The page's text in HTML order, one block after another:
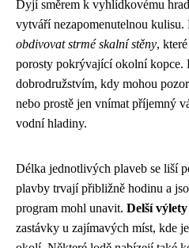
Dyjí směrem k vyhlídkovému
vytváří nezapomenutelnou
obdivovat strmé skalní stěny,
porosty pokrývající okolní kopce.
dobrodružstvím, kdy mohou
nebo prostě jen vnímat příjemný
vodní hladiny.
Délka jednotlivých plaveb se liší
plavby trvají přibližně hodinu a
program mohl unavit. Delší
zastávky u zajímavých míst, kde